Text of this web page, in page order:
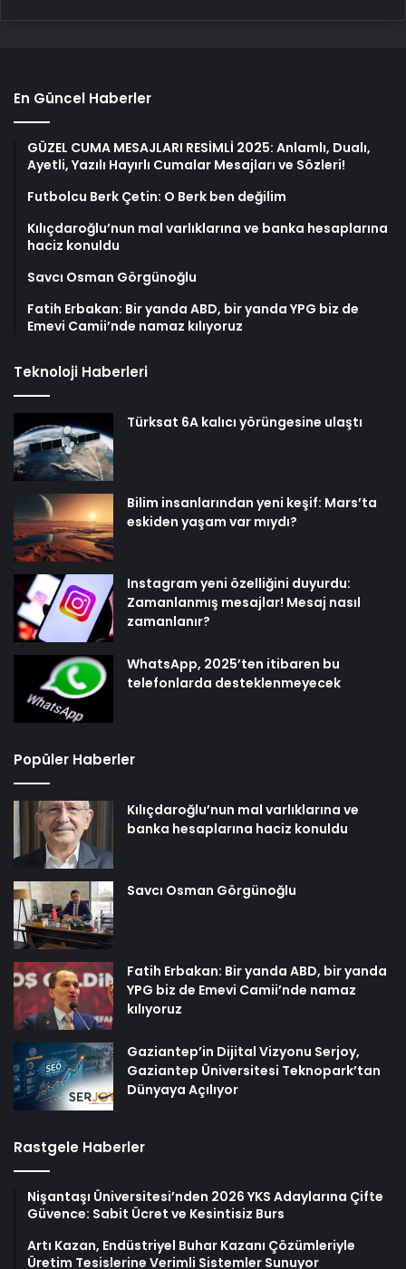
En Güncel Haberler
GÜZEL CUMA MESAJLARI RESİMLİ 2025: Anlamlı, Dualı,
Ayetli, Yazılı Hayırlı Cumalar Mesajları ve Sözleri!
Futbolcu Berk Çetin: O Berk ben değilim
Kılıçdaroğlu’nun mal varlıklarına ve banka hesaplarına
haciz konuldu
Savcı Osman Görgünoğlu
Fatih Erbakan: Bir yanda ABD, bir yanda YPG biz de
Emevi Camii’nde namaz kılıyoruz
Teknoloji Haberleri
Türksat 6A kalıcı yörüngesine ulaştı
Bilim insanlarından yeni keşif: Mars’ta
eskiden yaşam var mıydı?
Instagram yeni özelliğini duyurdu:
Zamanlanmış mesajlar! Mesaj nasıl
zamanlanır?
WhatsApp, 2025’ten itibaren bu
telefonlarda desteklenmeyecek
Popüler Haberler
Kılıçdaroğlu’nun mal varlıklarına ve
banka hesaplarına haciz konuldu
Savcı Osman Görgünoğlu
Fatih Erbakan: Bir yanda ABD, bir yanda
YPG biz de Emevi Camii’nde namaz
kılıyoruz
Gaziantep’in Dijital Vizyonu Serjoy,
Gaziantep Üniversitesi Teknopark’tan
Dünyaya Açılıyor
Rastgele Haberler
Nişantaşı Üniversitesi’nden 2026 YKS Adaylarına Çifte
Güvence: Sabit Ücret ve Kesintisiz Burs
Artı Kazan, Endüstriyel Buhar Kazanı Çözümleriyle
Üretim Tesislerine Verimli Sistemler Sunuyor